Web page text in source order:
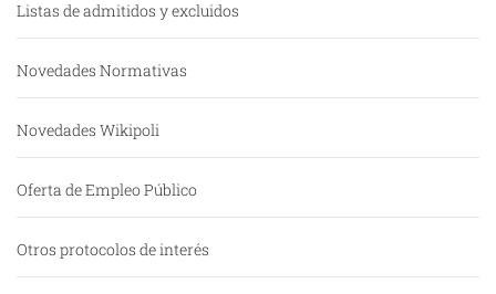
Listas de admitidos y excluidos
Novedades Normativas
Novedades Wikipoli
Oferta de Empleo Público
Otros protocolos de interés